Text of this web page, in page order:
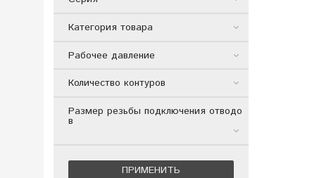
Категория товара
Рабочее давление
Количество контуров
Размер резьбы подключения отводо
в
ПРИМЕНИТЬ